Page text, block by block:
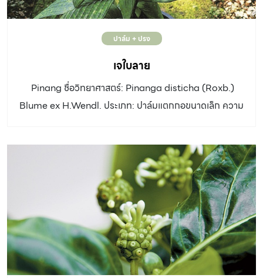
ปาล์ม + ปรง
เจใบลาย
Pinang ชื่อวิทยาศาสตร์: Pinanga disticha (Roxb.)
Blume ex H.Wendl. ประเภท: ปาล์มแตกกอขนาดเล็ก ความ
ใบสีน้ำตาลเรื่อ ใบ: รูปหางปลา ปลายใบหยักเว้าสองแฉก ทาง
ใบยาว 30 เซนติเมตร แผ่นใบมีจุดสีเขียวเข้ม สลับอยู่บนพื้นสี
เขียวอ่อน ช่อดอก: แยกเพศอยู่ร่วมต้น ออกใต้คอ แตกออก
เป็นหางหนู 2 – 3 เส้น สีขาวนวล ผล: กลมรี ยาว 1 เซนติเมตร
เรียงตรงข้ามกัน เมื่อสุกสีแดง ดิน: ดินอุดมสมบูรณ์ แสงแดด:
รำไร ขยายพันธุ์:เพาะเมล็ด […]